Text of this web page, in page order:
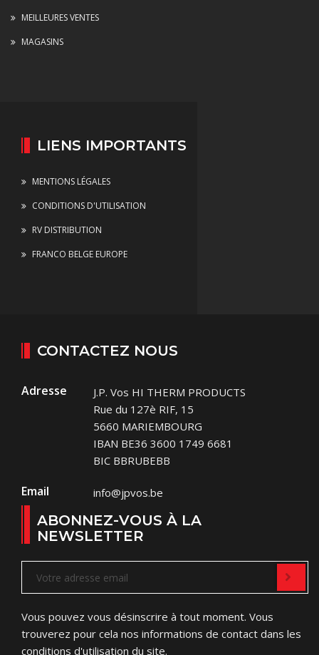
MEILLEURES VENTES
MAGASINS
LIENS IMPORTANTS
MENTIONS LÉGALES
CONDITIONS D'UTILISATION
RV DISTRIBUTION
FRANCO BELGE EUROPE
CONTACTEZ NOUS
Adresse
J.P. Vos HI THERM PRODUCTS
Rue du 127è RIF, 15
5660 MARIEMBOURG
IBAN BE36 3600 1749 6681
BIC BBRUBEBB
Email info@jpvos.be
ABONNEZ-VOUS À LA
NEWSLETTER
Vous pouvez vous désinscrire à tout moment. Vous
trouverez pour cela nos informations de contact dans les
conditions d'utilisation du site.